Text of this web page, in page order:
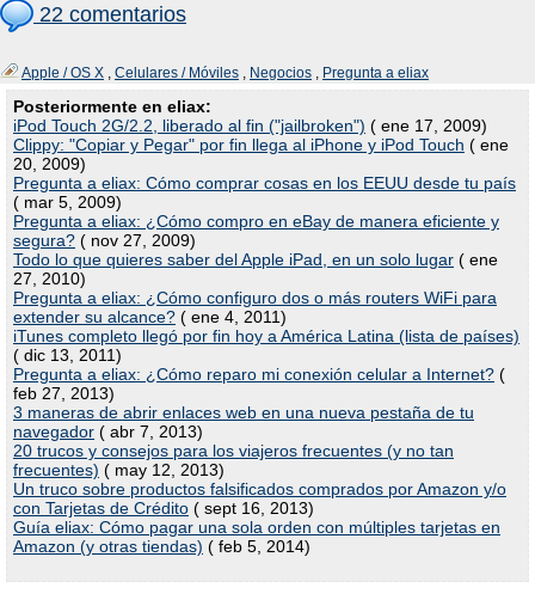
22 comentarios
Apple / OS X , Celulares / Móviles , Negocios , Pregunta a eliax
Posteriormente en eliax:
iPod Touch 2G/2.2, liberado al fin ("jailbroken") ( ene 17, 2009)
Clippy: "Copiar y Pegar" por fin llega al iPhone y iPod Touch ( ene
20, 2009)
Pregunta a eliax: Cómo comprar cosas en los EEUU desde tu país
( mar 5, 2009)
Pregunta a eliax: ¿Cómo compro en eBay de manera eficiente y
segura? ( nov 27, 2009)
Todo lo que quieres saber del Apple iPad, en un solo lugar ( ene
27, 2010)
Pregunta a eliax: ¿Cómo configuro dos o más routers WiFi para
extender su alcance? ( ene 4, 2011)
iTunes completo llegó por fin hoy a América Latina (lista de países)
( dic 13, 2011)
Pregunta a eliax: ¿Cómo reparo mi conexión celular a Internet? (
feb 27, 2013)
3 maneras de abrir enlaces web en una nueva pestaña de tu
navegador ( abr 7, 2013)
20 trucos y consejos para los viajeros frecuentes (y no tan
frecuentes) ( may 12, 2013)
Un truco sobre productos falsificados comprados por Amazon y/o
con Tarjetas de Crédito ( sept 16, 2013)
Guía eliax: Cómo pagar una sola orden con múltiples tarjetas en
Amazon (y otras tiendas) ( feb 5, 2014)